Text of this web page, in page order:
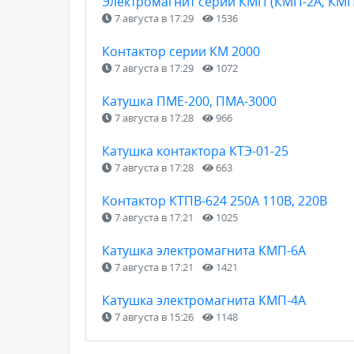
7 августа в 17:29 1536
Контактор серии КМ 2000
7 августа в 17:29 1072
Катушка ПМЕ-200, ПМА-3000
7 августа в 17:28 966
Катушка контактора КТЭ-01-25
7 августа в 17:28 663
Контактор КТПВ-624 250А 110В, 220В
7 августа в 17:21 1025
Катушка электромагнита КМП-6А
7 августа в 17:21 1421
Катушка электромагнита КМП-4А
7 августа в 15:26 1148